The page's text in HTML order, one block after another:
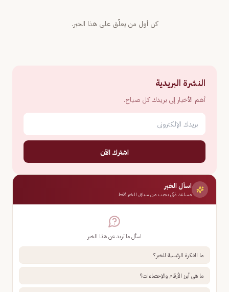
كن أول من يعلّق على هذا الخبر.
النشرة البريدية
أهم الأخبار إلى بريدك كل صباح.
اشترك الآن
اسأل الخبر
مساعد ذكي يجيب من سياق الخبر فقط
اسأل ما تريد عن هذا الخبر
ما الفكرة الرئيسية للخبر؟
ما هي أبرز الأرقام والإحصاءات؟